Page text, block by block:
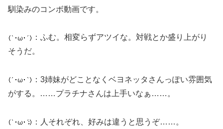
馴染みのコンボ動画です。
：ふむ。相変らずアツイな。対戦とか盛り上がり
そうだ。
：3姉妹がどことなくベヨネッタさんっぽい雰囲気
がする。……プラチナさんは上手いなぁ……。
：人それぞれ、好みは違うと思うぞ……。